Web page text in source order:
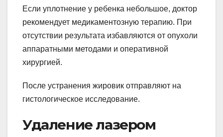
Если уплотнение у ребенка небольшое, доктор
рекомендует медикаментозную терапию. При
отсутствии результата избавляются от опухоли
аппаратными методами и оперативной
хирургией.
После устранения жировик отправляют на
гистологическое исследование.
Удаление лазером